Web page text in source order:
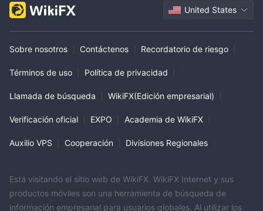
United States
Sobre nosotros Contáctenos Recordatorio de riesgo
Términos de uso Política de privacidad
Llamada de búsqueda WikiFX(Edición empresarial)
Verificación oficial EXPO Academia de WikiFX
Auxilio VPS Cooperación Divisiones Regionales
Está visitando el sitio web de WikiFX. WikiFX Internet y sus
productos móviles son una herramienta de búsqueda de
información empresarial para usuarios globales. Al utilizar los